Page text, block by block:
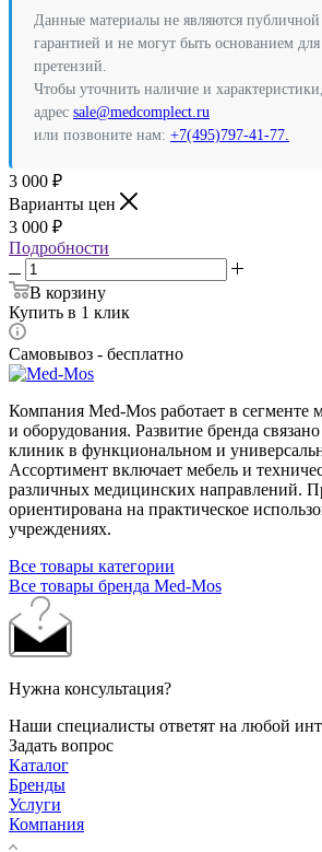
Данные материалы не являются
гарантией и не могут быть основанием
претензий.
Чтобы уточнить наличие и
адрес sale@medcomplect.ru
или позвоните нам: +7(495)797-41-77.
3 000 ₽
Варианты цен
3 000 ₽
Подробности
В корзину
Купить в 1 клик
Самовывоз - бесплатно
Компания Med-Mos работает в сегменте
и оборудования. Развитие бренда
клиник в функциональном и
Ассортимент включает мебель и
различных медицинских направлений.
ориентирована на практическое
учреждениях.
Все товары категории
Все товары бренда Med-Mos
Нужна консультация?
Наши специалисты ответят на любой
Задать вопрос
Каталог
Бренды
Услуги
Компания